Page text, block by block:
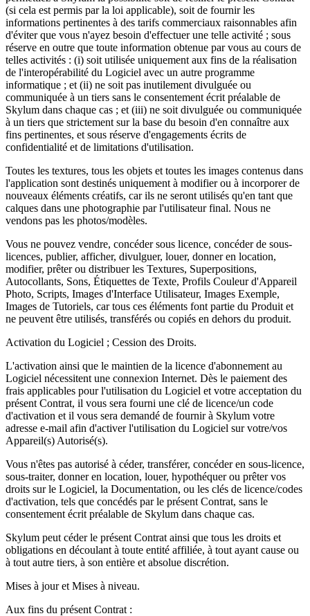
(si cela est permis par la loi applicable), soit de fournir les
informations pertinentes à des tarifs commerciaux raisonnables afin
d'éviter que vous n'ayez besoin d'effectuer une telle activité ; sous
réserve en outre que toute information obtenue par vous au cours de
telles activités : (i) soit utilisée uniquement aux fins de la réalisation
de l'interopérabilité du Logiciel avec un autre programme
informatique ; et (ii) ne soit pas inutilement divulguée ou
communiquée à un tiers sans le consentement écrit préalable de
Skylum dans chaque cas ; et (iii) ne soit divulguée ou communiquée
à un tiers que strictement sur la base du besoin d'en connaître aux
fins pertinentes, et sous réserve d'engagements écrits de
confidentialité et de limitations d'utilisation.
Toutes les textures, tous les objets et toutes les images contenus dans
l'application sont destinés uniquement à modifier ou à incorporer de
nouveaux éléments créatifs, car ils ne seront utilisés qu'en tant que
calques dans une photographie par l'utilisateur final. Nous ne
vendons pas les photos/modèles.
Vous ne pouvez vendre, concéder sous licence, concéder de sous-
licences, publier, afficher, divulguer, louer, donner en location,
modifier, prêter ou distribuer les Textures, Superpositions,
Autocollants, Sons, Étiquettes de Texte, Profils Couleur d'Appareil
Photo, Scripts, Images d'Interface Utilisateur, Images Exemple,
Images de Tutoriels, car tous ces éléments font partie du Produit et
ne peuvent être utilisés, transférés ou copiés en dehors du produit.
Activation du Logiciel ; Cession des Droits.
L'activation ainsi que le maintien de la licence d'abonnement au
Logiciel nécessitent une connexion Internet. Dès le paiement des
frais applicables pour l'utilisation du Logiciel et votre acceptation du
présent Contrat, il vous sera fourni une clé de licence/un code
d'activation et il vous sera demandé de fournir à Skylum votre
adresse e-mail afin d'activer l'utilisation du Logiciel sur votre/vos
Appareil(s) Autorisé(s).
Vous n'êtes pas autorisé à céder, transférer, concéder en sous-licence,
sous-traiter, donner en location, louer, hypothéquer ou prêter vos
droits sur le Logiciel, la Documentation, ou les clés de licence/codes
d'activation, tels que concédés par le présent Contrat, sans le
consentement écrit préalable de Skylum dans chaque cas.
Skylum peut céder le présent Contrat ainsi que tous les droits et
obligations en découlant à toute entité affiliée, à tout ayant cause ou
à tout autre tiers, à son entière et absolue discrétion.
Mises à jour et Mises à niveau.
Aux fins du présent Contrat :